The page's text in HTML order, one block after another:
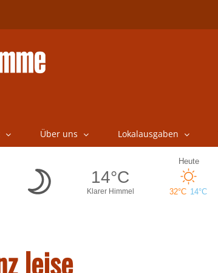
Über uns Lokalausgaben
leise